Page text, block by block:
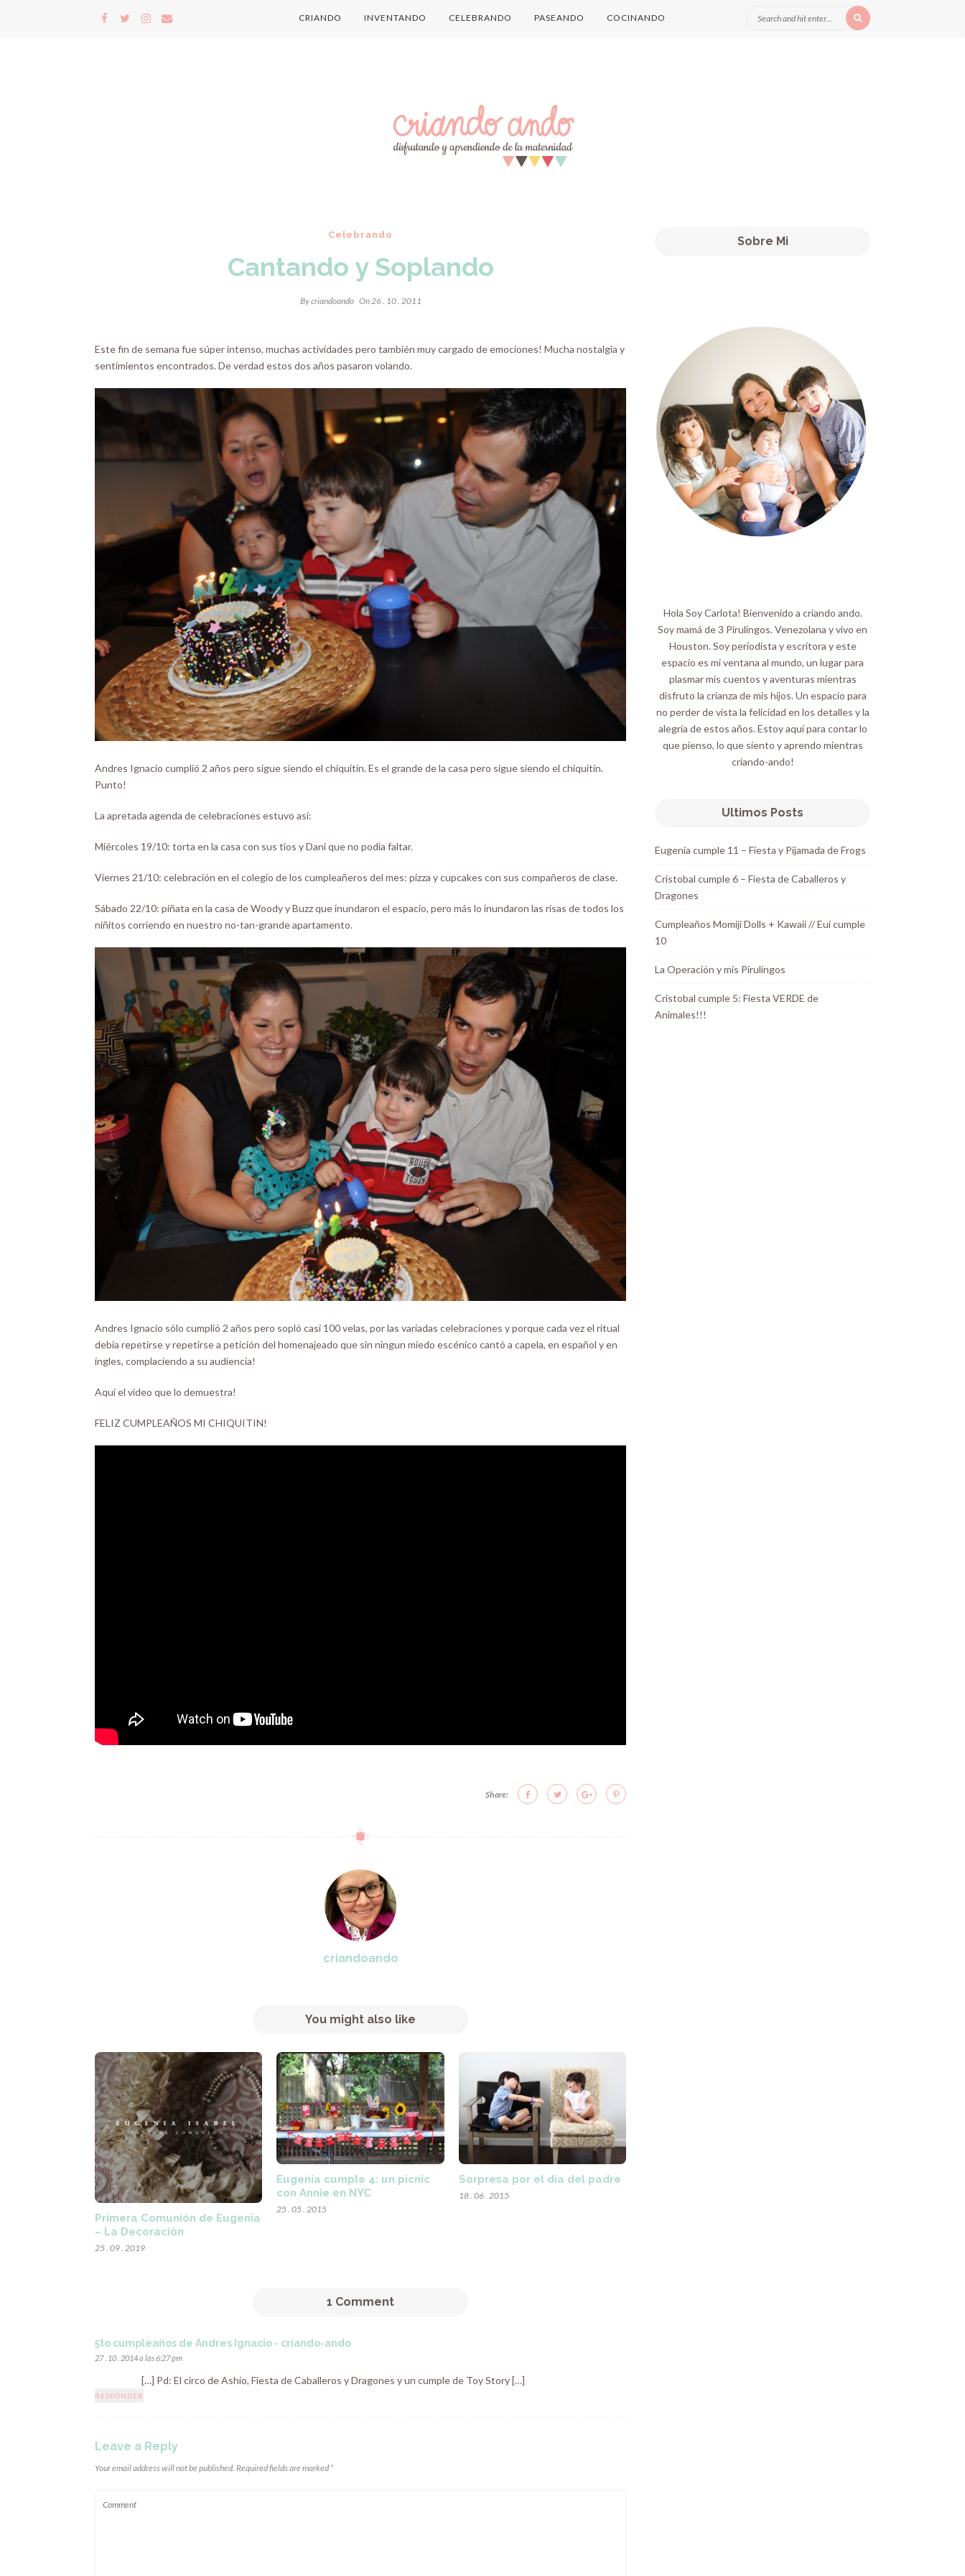
CRIANDO INVENTANDO CELEBRANDO PASEANDO COCINANDO
Celebrando
Cantando y Soplando
Bycriandoando On 26 . 10 . 2011
Este fin de semana fue súper intenso, muchas actividades pero también muy cargado de emociones! Mucha nostalgia y
sentimientos encontrados. De verdad estos dos años pasaron volando.
Andres Ignacio cumplió 2 años pero sigue siendo el chiquitín. Es el grande de la casa pero sigue siendo el chiquitín.
Punto!
La apretada agenda de celebraciones estuvo así:
Miércoles 19/10: torta en la casa con sus tios y Dani que no podia faltar.
Viernes 21/10: celebración en el colegio de los cumpleañeros del mes: pizza y cupcakes con sus compañeros de clase.
Sábado 22/10: piñata en la casa de Woody y Buzz que inundaron el espacio, pero más lo inundaron las risas de todos los
niñitos corriendo en nuestro no-tan-grande apartamento.
Andres Ignacio sólo cumplió 2 años pero sopló casi 100 velas, por las variadas celebraciones y porque cada vez el ritual
debia repetirse y repetirse a petición del homenajeado que sin ningun miedo escénico cantó a capela, en español y en
ingles, complaciendo a su audiencia!
Aqui el video que lo demuestra!
FELIZ CUMPLEAÑOS MI CHIQUITIN!
Share:
criandoando
You might also like
Primera Comunión de Eugenia
– La Decoración
25 . 09 . 2019
Eugenia cumple 4: un picnic
con Annie en NYC
25 . 05 . 2015
Sorpresa por el día del padre
18 . 06 . 2015
1 Comment
5to cumpleaños de Andres Ignacio - criando-ando
27 . 10 . 2014 a las 6:27 pm
[…] Pd: El circo de Ashio, Fiesta de Caballeros y Dragones y un cumple de Toy Story […]
RESPONDER
Leave a Reply
Your email address will not be published. Required fields are marked *
Sobre Mi
Hola Soy Carlota! Bienvenido a criando ando.
Soy mamá de 3 Pirulingos. Venezolana y vivo en
Houston. Soy periodista y escritora y este
espacio es mi ventana al mundo, un lugar para
plasmar mis cuentos y aventuras mientras
disfruto la crianza de mis hijos. Un espacio para
no perder de vista la felicidad en los detalles y la
alegría de estos años. Estoy aquí para contar lo
que pienso, lo que siento y aprendo mientras
criando-ando!
Ultimos Posts
Eugenia cumple 11 – Fiesta y Pijamada de Frogs
Cristobal cumple 6 – Fiesta de Caballeros y
Dragones
Cumpleaños Momiji Dolls + Kawaii // Eui cumple
10
La Operación y mis Pirulingos
Cristobal cumple 5: Fiesta VERDE de
Animales!!!